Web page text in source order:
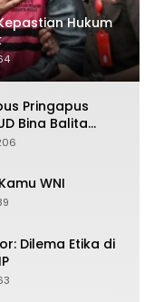
Hukum
Pringapus
Bina Balita
2026
WNI
Dilema Etika di